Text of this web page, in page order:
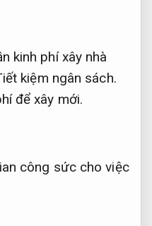
kinh phí xây nhà
kiệm ngân sách.
để xây mới.
công sức cho việc